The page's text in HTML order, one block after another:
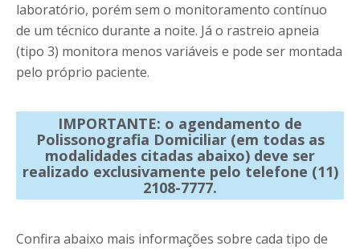
laboratório, porém sem o monitoramento contínuo
de um técnico durante a noite. Já o rastreio apneia
(tipo 3) monitora menos variáveis e pode ser montada
pelo próprio paciente.
IMPORTANTE: o agendamento de
Polissonografia Domiciliar (em todas as
modalidades citadas abaixo) deve ser
realizado exclusivamente pelo telefone (11)
2108-7777.
Confira abaixo mais informações sobre cada tipo de